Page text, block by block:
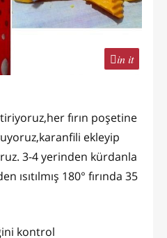
in it
fırın poşetine
ekleyip
3-4 yerinden kürdanla
ısıtılmış 180° fırında 35
kontrol